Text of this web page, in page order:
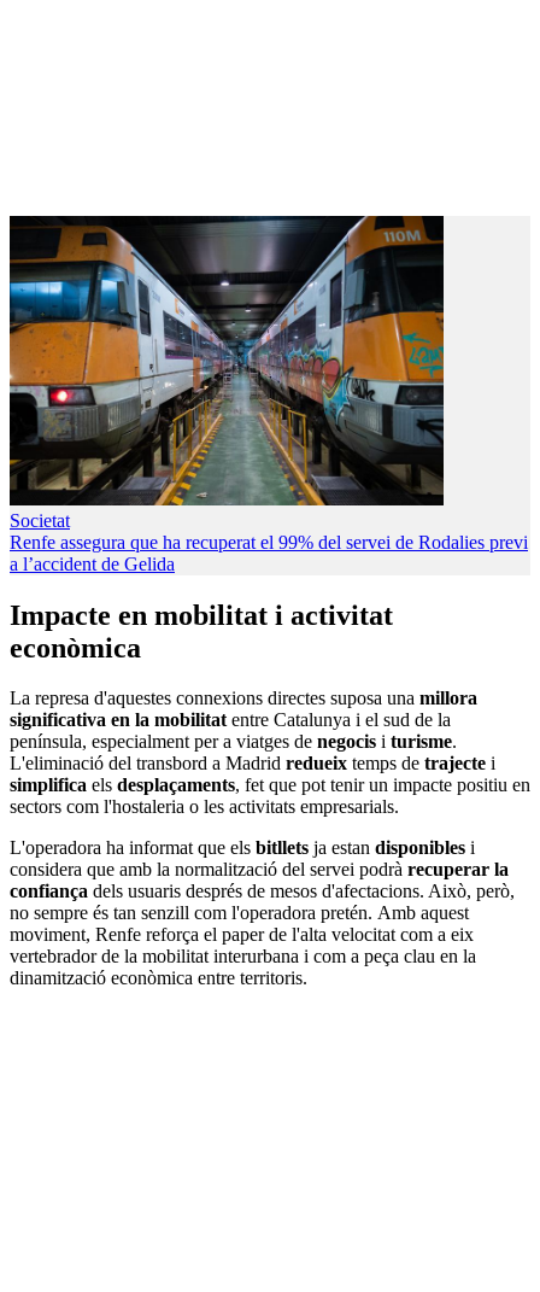
Societat
Renfe assegura que ha recuperat el 99% del servei de Rodalies previ
a l’accident de Gelida
Impacte en mobilitat i activitat
econòmica
La represa d'aquestes connexions directes suposa una millora
significativa en la mobilitatentre Catalunya i el sud de la
península, especialment per a viatges de negocis i turisme.
L'eliminació del transbord a Madrid redueix temps de trajecte i
simplifica els desplaçaments, fet que pot tenir un impacte positiu en
sectors com l'hostaleria o les activitats empresarials.
L'operadora ha informat que els bitllets ja estan disponibles i
considera que amb la normalització del servei podrà recuperar la
confiança dels usuaris després de mesos d'afectacions. Això, però,
no sempre és tan senzill com l'operadora pretén. Amb aquest
moviment, Renfe reforça el paper de l'alta velocitat com a eix
vertebrador de la mobilitat interurbana i com a peça clau en la
dinamització econòmica entre territoris.